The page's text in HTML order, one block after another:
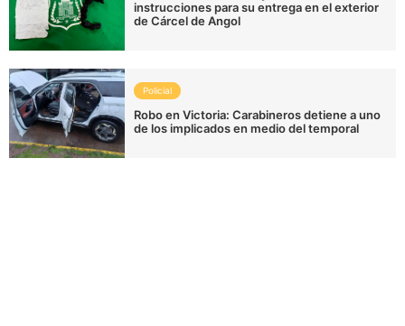
instrucciones para su entrega en el exterior
de Cárcel de Angol
Policial
Robo en Victoria: Carabineros detiene a uno
de los implicados en medio del temporal